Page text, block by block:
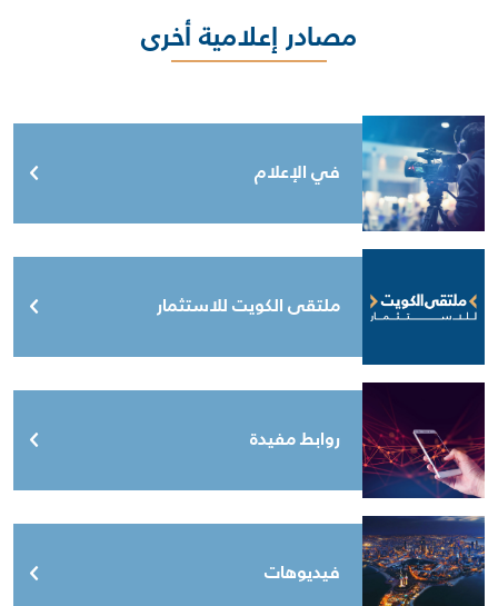
مصادر إعلامية أخرى
في الإعلام
ملتقى الكويت للاستثمار
روابط مفيدة
فيديوهات